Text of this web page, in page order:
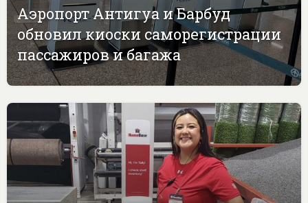
Аэропорт Антигуа и Барбуд
обновил киоски саморегистрации
пассажиров и багажа